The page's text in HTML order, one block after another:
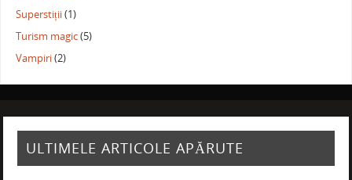
Superstiții(1)
Turism magic(5)
Vampiri(2)
ULTIMELE ARTICOLE APĂRUTE